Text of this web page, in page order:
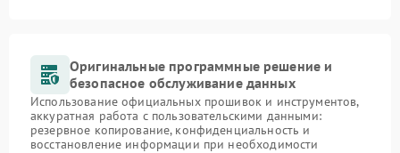
Оригинальные программные решение и
безопасное обслуживание данных
Использование официальных прошивок и инструментов,
аккуратная работа с пользовательскими данными:
резервное копирование, конфиденциальность и
восстановление информации при необходимости